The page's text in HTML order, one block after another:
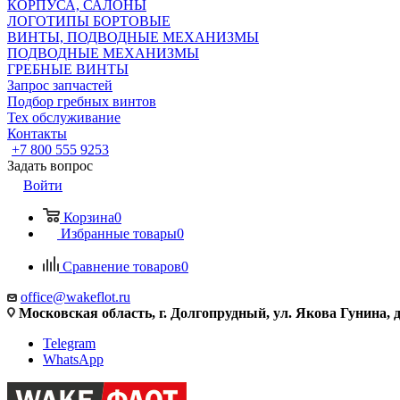
КОРПУСА, САЛОНЫ
ЛОГОТИПЫ БОРТОВЫЕ
ВИНТЫ, ПОДВОДНЫЕ МЕХАНИЗМЫ
ПОДВОДНЫЕ МЕХАНИЗМЫ
ГРЕБНЫЕ ВИНТЫ
Запрос запчастей
Подбор гребных винтов
Тех обслуживание
Контакты
+7 800 555 9253
Задать вопрос
Войти
Корзина0
Избранные товары0
Сравнение товаров0
office@wakeflot.ru
Московская область, г. Долгопрудный, ул. Якова Гунина,
Telegram
WhatsApp